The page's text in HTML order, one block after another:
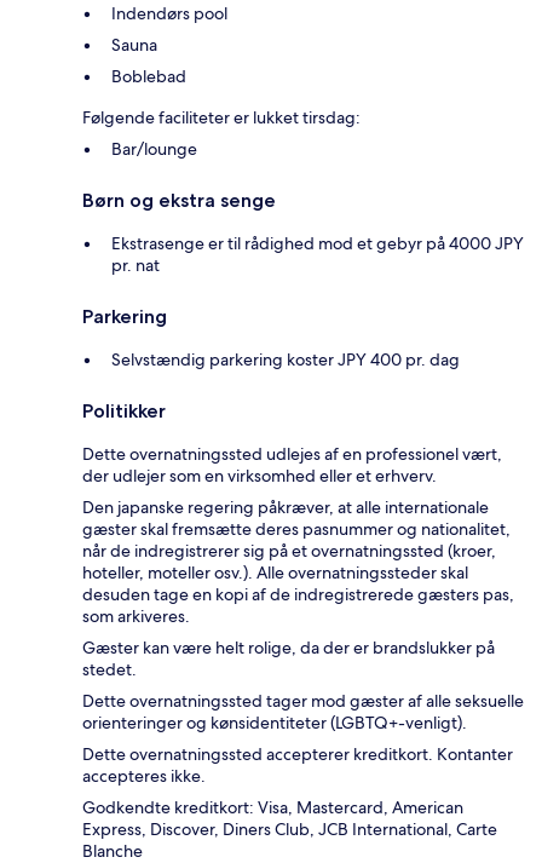
Indendørs pool
Sauna
Boblebad
Følgende faciliteter er lukket tirsdag:
Bar/lounge
Børn og ekstra senge
Ekstrasenge er til rådighed mod et gebyr på 4000 JPY
pr. nat
Parkering
Selvstændig parkering koster JPY 400 pr. dag
Politikker
Dette overnatningssted udlejes af en professionel vært,
der udlejer som en virksomhed eller et erhverv.
Den japanske regering påkræver, at alle internationale
gæster skal fremsætte deres pasnummer og nationalitet,
når de indregistrerer sig på et overnatningssted (kroer,
hoteller, moteller osv.). Alle overnatningssteder skal
desuden tage en kopi af de indregistrerede gæsters pas,
som arkiveres.
Gæster kan være helt rolige, da der er brandslukker på
stedet.
Dette overnatningssted tager mod gæster af alle seksuelle
orienteringer og kønsidentiteter (LGBTQ+-venligt).
Dette overnatningssted accepterer kreditkort. Kontanter
accepteres ikke.
Godkendte kreditkort: Visa, Mastercard, American
Express, Discover, Diners Club, JCB International, Carte
Blanche